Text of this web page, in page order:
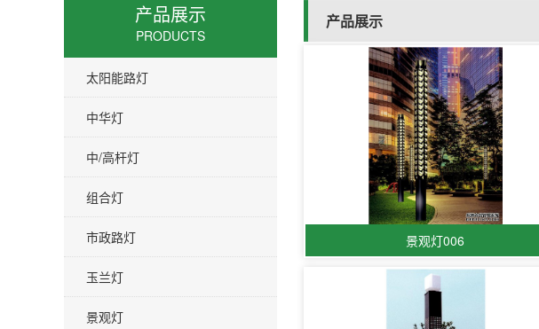
产品展示
PRODUCTS
太阳能路灯
中华灯
中/高杆灯
组合灯
市政路灯
玉兰灯
景观灯
产品展示
景观灯006